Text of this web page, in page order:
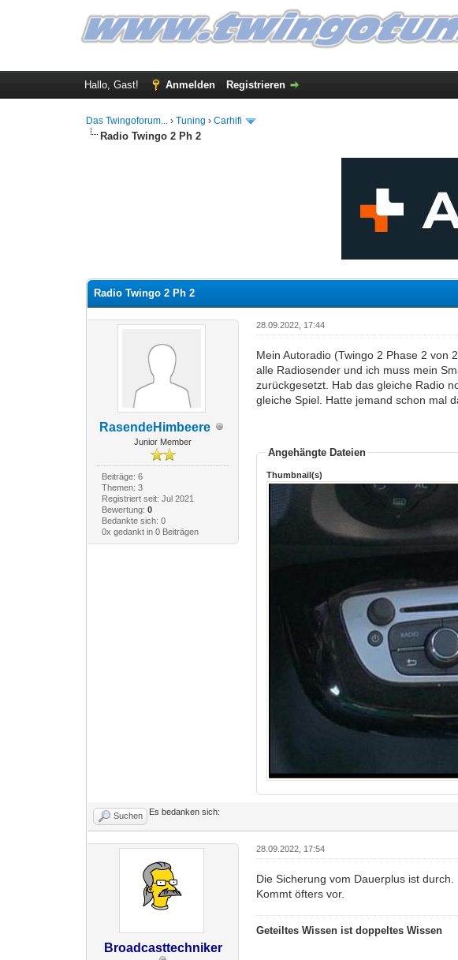
Hallo, Gast! Anmelden Registrieren
Das Twingoforum... ›Tuning ›Carhifi
Radio Twingo 2 Ph 2
Radio Twingo 2 Ph 2
RasendeHimbeere
Junior Member
Beiträge: 6
Themen: 3
Registriert seit: Jul 2021
Bewertung: 0
Bedankte sich: 0
0x gedankt in 0 Beiträgen
28.09.2022, 17:44
Mein Autoradio (Twingo 2 Phase 2 von
alle Radiosender und ich muss mein
zurückgesetzt. Hab das gleiche Radio
gleiche Spiel. Hatte jemand schon mal
Angehängte Dateien
Thumbnail(s)
Suchen Es bedanken sich:
Broadcasttechniker
28.09.2022, 17:54
Die Sicherung vom Dauerplus ist durch.
Kommt öfters vor.
Geteiltes Wissen ist doppeltes Wissen